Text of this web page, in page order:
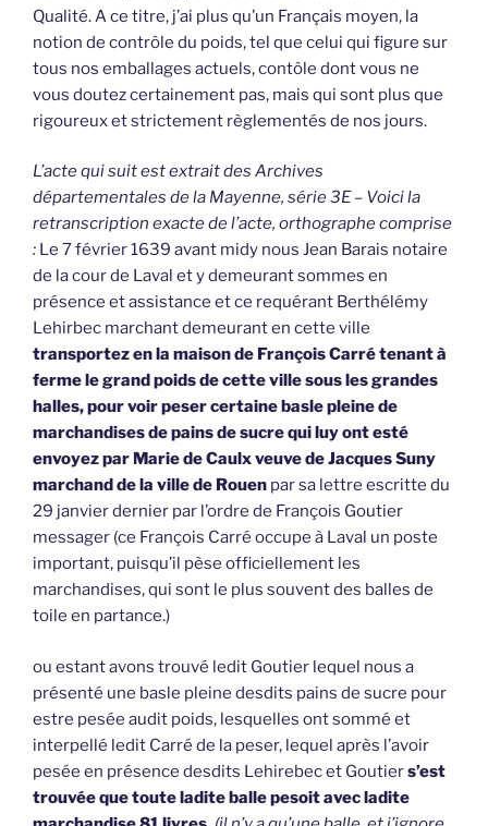
Qualité. A ce titre, j’ai plus qu’un Français moyen, la
notion de contrôle du poids, tel que celui qui figure sur
tous nos emballages actuels, contôle dont vous ne
vous doutez certainement pas, mais qui sont plus que
rigoureux et strictement règlementés de nos jours.
L’acte qui suit est extrait des Archives
départementales de la Mayenne, série 3E – Voici la
retranscription exacte de l’acte, orthographe comprise
: Le 7 février 1639 avant midy nous Jean Barais notaire
de la cour de Laval et y demeurant sommes en
présence et assistance et ce requérant Berthélémy
Lehirbec marchant demeurant en cette ville
transportez en la maison de François Carré tenant à
ferme le grand poids de cette ville sous les grandes
halles, pour voir peser certaine basle pleine de
marchandises de pains de sucre qui luy ont esté
envoyez par Marie de Caulx veuve de Jacques Suny
marchand de la ville de Rouen par sa lettre escritte du
29 janvier dernier par l’ordre de François Goutier
messager (ce François Carré occupe à Laval un poste
important, puisqu’il pèse officiellement les
marchandises, qui sont le plus souvent des balles de
toile en partance.)
ou estant avons trouvé ledit Goutier lequel nous a
présenté une basle pleine desdits pains de sucre pour
estre pesée audit poids, lesquelles ont sommé et
interpellé ledit Carré de la peser, lequel après l’avoir
pesée en présence desdits Lehirebec et Goutiers’est
trouvée que toute ladite balle pesoit avec ladite